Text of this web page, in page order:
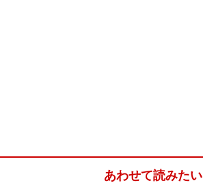
※国土交通省の資料を基に、筆者が作成
あわせて読みたい